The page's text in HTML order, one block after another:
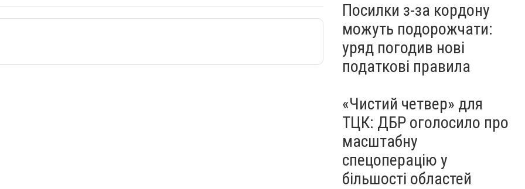
Посилки з-за кордону
можуть подорожчати:
уряд погодив нові
податкові правила
«Чистий четвер» для
ТЦК: ДБР оголосило про
масштабну
спецоперацію у
більшості областей